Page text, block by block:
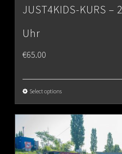
JUST4KIDS-KURS –
Uhr
€65.00
Select options